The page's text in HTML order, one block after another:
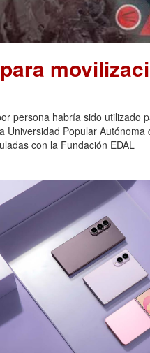
persona habría sido utilizado
Popular Autónoma
con la Fundación EDAL